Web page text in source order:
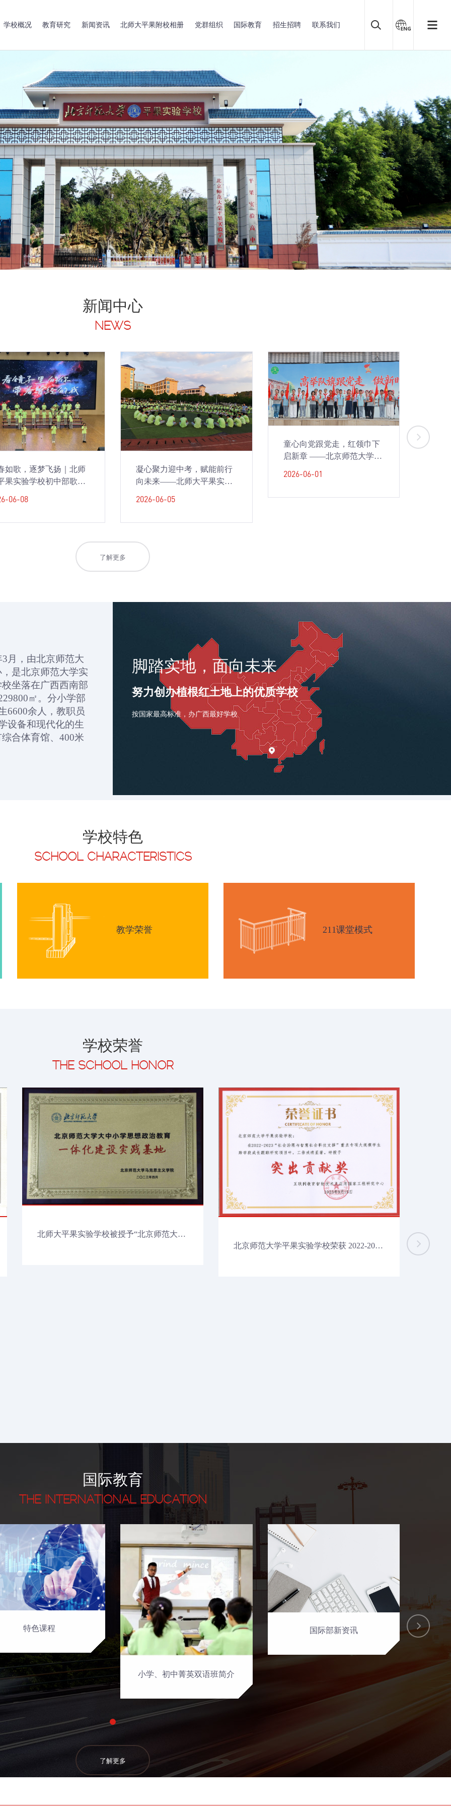
学校概况 教育研究 新闻资讯 北师大平果附校相册 党群组织 国际教育 招生招聘 联系我们
新闻中心
NEWS
如歌，逐梦飞扬｜北师
果实验学校初中部歌咏
06-08
凝心聚力迎中考，赋能前行
向未来——北师大平果实验
2026-06-05
童心向党跟党走，红领巾下
启新章 ——北京师范大学平
2026-06-01
了解更多
脚踏实地，面向未来
努力创办植根红土地上的优质学校
按国家最高标准，办广西最好学校
3月， 由北京师范大
是北京师范大学实
校坐落在广西西南部
㎡。分小学部
6600余人，教职员
设备和现代化的生
合体育馆、 400米
学校特色
SCHOOL CHARACTERISTICS
教学荣誉 211课堂模式
学校荣誉
THE SCHOOL HONOR
北师大平果实验学校被授予“北京师范大学大中小学思想政治教育一体化建设实践基地”
北京师范大学平果实验学校荣获 2022-2023年“社会治理与智慧社会科技支撑”重点专项“大规模学生跨学段成长跟踪研究项目”突出贡献奖
国际教育
THE INTERNATIONAL EDUCATION
特色课程
小学、初中菁英双语班简介
国际部新资讯
了解更多